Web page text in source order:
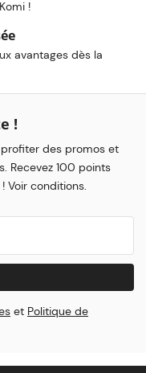
!
avantages dès la
!
des promos et
Recevez 100 points
Voir conditions.
et Politique de